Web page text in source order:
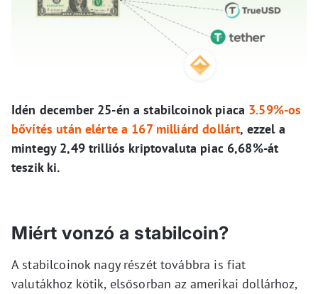
Idén december 25-én a stabilcoinok piaca 3.59%-os
bővítés után elérte a 167 milliárd dollárt, ezzel a
mintegy 2,49 trilliós kriptovaluta piac 6,68%-át
teszik ki.
Miért vonzó a stabilcoin?
A stabilcoinok nagy részét továbbra is fiat
valutákhoz kötik, elsősorban az amerikai dollárhoz,